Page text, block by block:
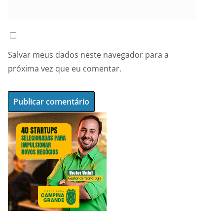
Salvar meus dados neste navegador para a
próxima vez que eu comentar.